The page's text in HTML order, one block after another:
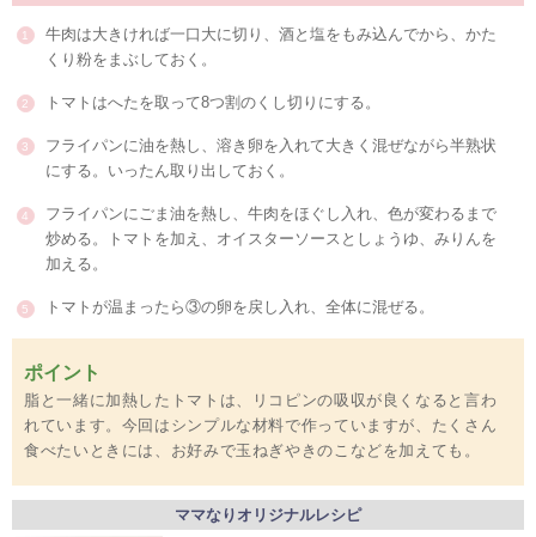
牛肉は大きければ一口大に切り、酒と塩をもみ込んでから、かた
くり粉をまぶしておく。
トマトはへたを取って8つ割のくし切りにする。
フライパンに油を熱し、溶き卵を入れて大きく混ぜながら半熟状
にする。いったん取り出しておく。
フライパンにごま油を熱し、牛肉をほぐし入れ、色が変わるまで
炒める。トマトを加え、オイスターソースとしょうゆ、みりんを
加える。
トマトが温まったら③の卵を戻し入れ、全体に混ぜる。
ポイント
脂と一緒に加熱したトマトは、リコピンの吸収が良くなると言わ
れています。今回はシンプルな材料で作っていますが、たくさん
食べたいときには、お好みで玉ねぎやきのこなどを加えても。
ママなりオリジナルレシピ